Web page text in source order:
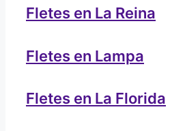
Fletes en La Reina
Fletes en Lampa
Fletes en La Florida